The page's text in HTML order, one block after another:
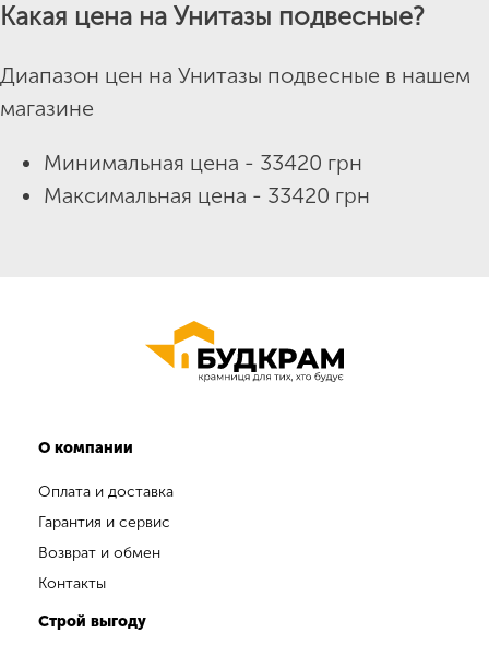
Какая цена на Унитазы подвесные?
Диапазон цен на Унитазы подвесные в нашем
магазине
Минимальная цена - 33420 грн
Максимальная цена - 33420 грн
О компании
Оплата и доставка
Гарантия и сервис
Возврат и обмен
Контакты
Строй выгоду